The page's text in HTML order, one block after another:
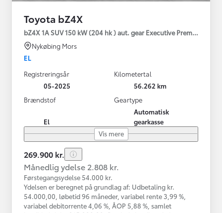
Toyota bZ4X
bZ4X 1A SUV 150 kW (204 hk ) aut. gear Executive Premium
Nykøbing Mors
EL
Registreringsår
05-2025
Kilometertal
56.262 km
Brændstof
El
Geartype
Automatisk
gearkasse
Vis mere
269.900 kr.
Månedlig ydelse 2.808 kr.
Førstegangsydelse 54.000 kr.
Ydelsen er beregnet på grundlag af: Udbetaling kr.
54.000,00, løbetid 96 måneder, variabel rente 3,99 %,
variabel debitorrente 4,06 %, ÅOP 5,88 %, samlet